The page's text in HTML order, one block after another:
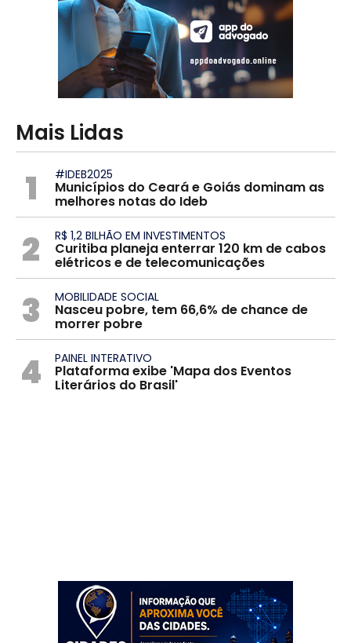
Mais Lidas
1 #IDEB2025
Municípios do Ceará e Goiás dominam as
melhores notas do Ideb
2 R$ 1,2 BILHÃO EM INVESTIMENTOS
Curitiba planeja enterrar 120 km de cabos
elétricos e de telecomunicações
3 MOBILIDADE SOCIAL
Nasceu pobre, tem 66,6% de chance de
morrer pobre
4 PAINEL INTERATIVO
Plataforma exibe 'Mapa dos Eventos
Literários do Brasil'